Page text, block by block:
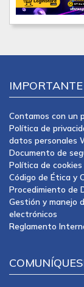
IMPORTANTE
Contamos con un
Política de
datos personales
Documento de
Política de cookies
Código de Ética y
Procedimiento de
Gestión y manejo
electrónicos
Reglamento